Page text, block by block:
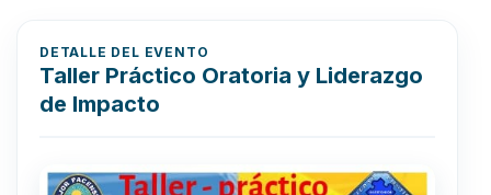
DETALLE DEL EVENTO
Taller Práctico Oratoria y Liderazgo
de Impacto